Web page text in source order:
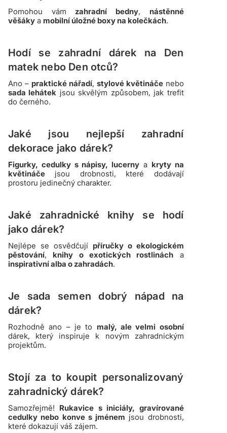
Pomohou vámzahradní bedny, nástěnné
věšáky a mobilní úložné boxy na kolečkách.
Hodí se zahradní dárek na Den
matek nebo Den otců?
Ano – praktické nářadí, stylové květináčenebo
sada lehátek jsou skvělým způsobem, jak trefit
do černého.
Jaké jsou nejlepší zahradní
dekorace jako dárek?
Figurky, cedulky s nápisy, lucerny a kryty na
květináče jsou drobnosti, které dodávají
prostoru jedinečný charakter.
Jaké zahradnické knihy se hodí
jako dárek?
Nejlépe se osvědčují příručky o ekologickém
pěstování, knihy o exotických rostlinách a
inspirativní alba o zahradách.
Je sada semen dobrý nápad na
dárek?
Rozhodně ano – je to malý, ale velmi osobní
dárek, který inspiruje k novým zahradnickým
projektům.
Stojí za to koupit personalizovaný
zahradnický dárek?
Samozřejmě! Rukavice s iniciály, gravírované
cedulky nebo konve s jménem jsou drobnosti,
které dokazují váš zájem.